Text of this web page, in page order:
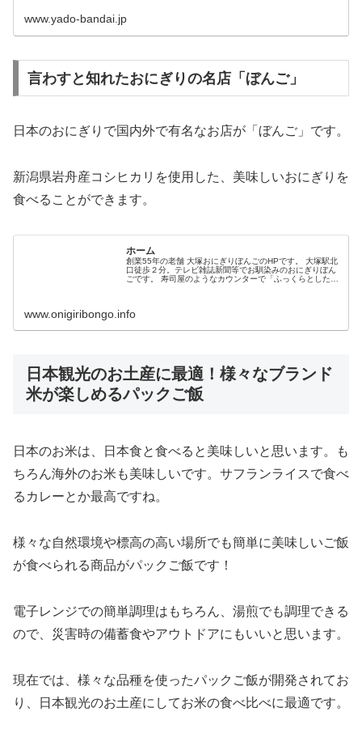
www.yado-bandai.jp
言わすと知れたおにぎりの名店「ぼんご」
日本のおにぎりで国内外で有名なお店が「ぼんご」です。
新潟県岩舟産コシヒカリを使用した、美味しいおにぎりを
食べることができます。
ホーム
創業55年の老舗 大塚おにぎりぼんごのHPです。 大塚駅北
口徒歩２分。テレビ雑誌新聞等でお馴染みのおにぎりぼん
ごです。 寿司屋のようなカウンターで「ふっくらとした暖
www.onigiribongo.info
日本観光のお土産に最適！様々なブランド
米が楽しめるパックご飯
日本のお米は、日本食と食べると美味しいと思います。も
ちろん海外のお米も美味しいです。サフランライスで食べ
るカレーとか最高ですね。
様々な自然環境や標高の高い場所でも簡単に美味しいご飯
が食べられる商品がパックご飯です！
電子レンジでの簡単調理はもちろん、湯煎でも調理できる
ので、災害時の備蓄食やアウトドアにもいいと思います。
現在では、様々な品種を使ったパックご飯が開発されてお
り、日本観光のお土産にしてお米の食べ比べに最適です。